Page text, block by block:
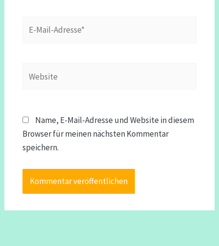
Mail-
Name, E-Mail-Adresse und Website in diesem
Browser für meinen nächsten Kommentar
speichern.